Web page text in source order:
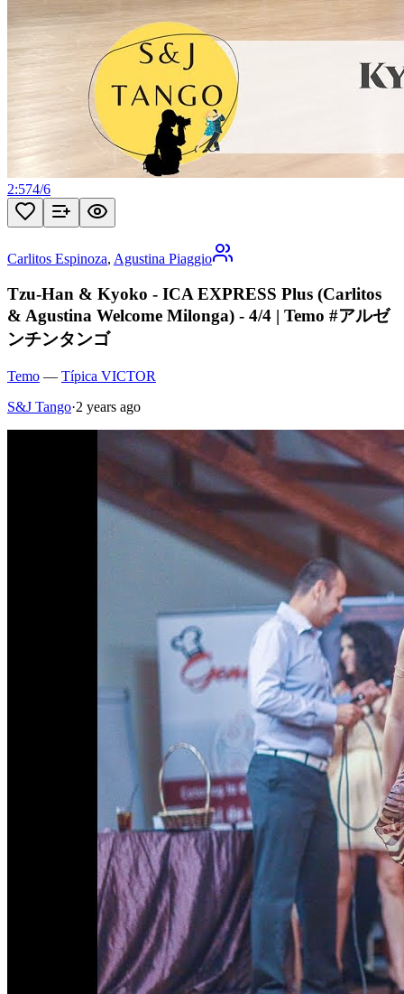
2:574/6
Carlitos Espinoza, Agustina Piaggio
Tzu-Han & Kyoko - ICA EXPRESS Plus (Carlitos
& Agustina Welcome Milonga) - 4/4 | Temo #アルゼ
ンチンタンゴ
Temo — Típica VICTOR
S&J Tango·2 years ago